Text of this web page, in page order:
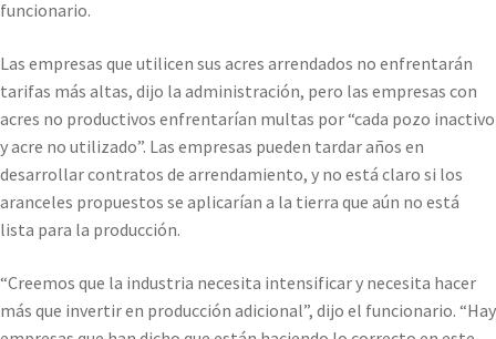
funcionario.
Las empresas que utilicen sus acres arrendados no enfrentarán
tarifas más altas, dijo la administración, pero las empresas con
acres no productivos enfrentarían multas por “cada pozo inactivo
y acre no utilizado”. Las empresas pueden tardar años en
desarrollar contratos de arrendamiento, y no está claro si los
aranceles propuestos se aplicarían a la tierra que aún no está
lista para la producción.
“Creemos que la industria necesita intensificar y necesita hacer
más que invertir en producción adicional”, dijo el funcionario. “Hay